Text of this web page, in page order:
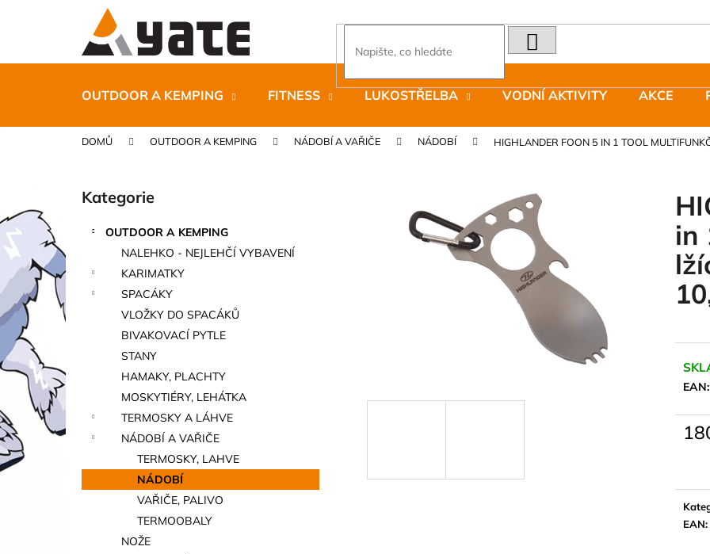
OUTDOOR A KEMPING FITNESS LUKOSTŘELBA VODNÍ AKTIVITY AKCE
DOMŮ OUTDOOR A KEMPING NÁDOBÍ A VAŘIČE NÁDOBÍ HIGHLANDER FOON 5 IN 1 TOOL
r
a
n
a
n
e
l
Přeskočit
kategorie
Kategorie
OUTDOOR A KEMPING
NALEHKO - NEJLEHČÍ VYBAVENÍ
KARIMATKY
SPACÁKY
VLOŽKY DO SPACÁKŮ
BIVAKOVACÍ PYTLE
STANY
HAMAKY, PLACHTY
MOSKYTIÉRY, LEHÁTKA
TERMOSKY A LÁHVE
NÁDOBÍ A VAŘIČE
TERMOSKY, LAHVE
NÁDOBÍ
VAŘIČE, PALIVO
TERMOOBALY
NOŽE
in
EAN:
EAN:
í
do
do
Co potřebujete najít?
CARNOSPORT GEL 100 ML
899 Kč
LAKEN LÁHEV HLINÍK FUTURA 1500
JOMA SIERRA
BOTY PÁNSKÉ
2